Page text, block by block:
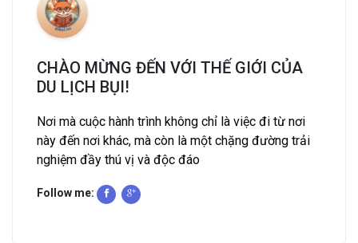
CHÀO MỪNG ĐẾN VỚI THẾ GIỚI CỦA
DU LỊCH BỤI!
Nơi mà cuộc hành trình không chỉ là việc đi từ nơi
này đến nơi khác, mà còn là một chặng đường trải
nghiệm đầy thú vị và độc đáo
Follow me: